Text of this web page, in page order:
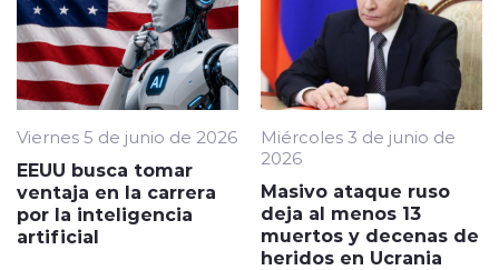
Viernes 5 de junio de 2026
EEUU busca tomar
ventaja en la carrera
por la inteligencia
artificial
Miércoles 3 de junio de
2026
Masivo ataque ruso
deja al menos 13
muertos y decenas de
heridos en Ucrania